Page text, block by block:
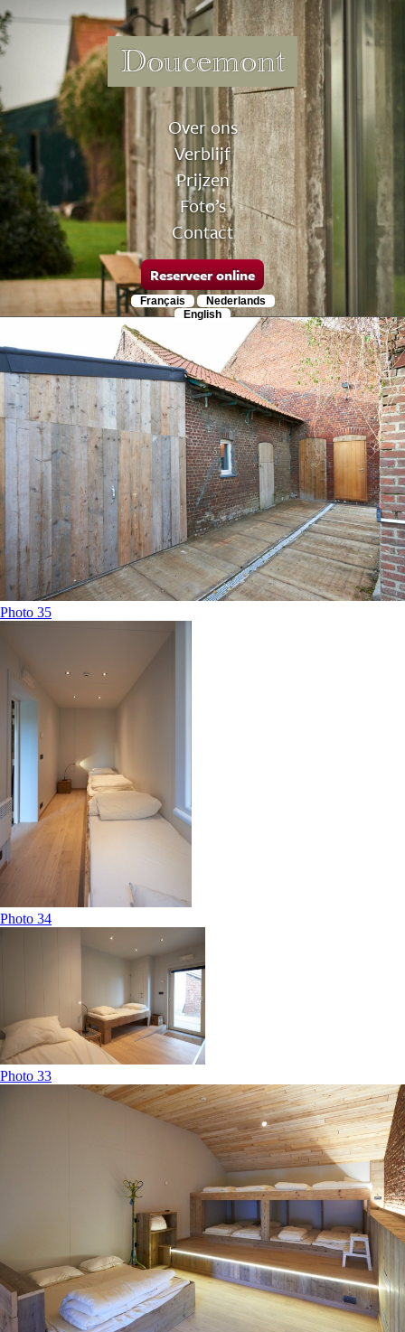
Doucemont
Over ons
Verblijf
Prijzen
Foto’s
Contact
Reserveer online
Français
Nederlands
English
Photo 35
Photo 34
Photo 33